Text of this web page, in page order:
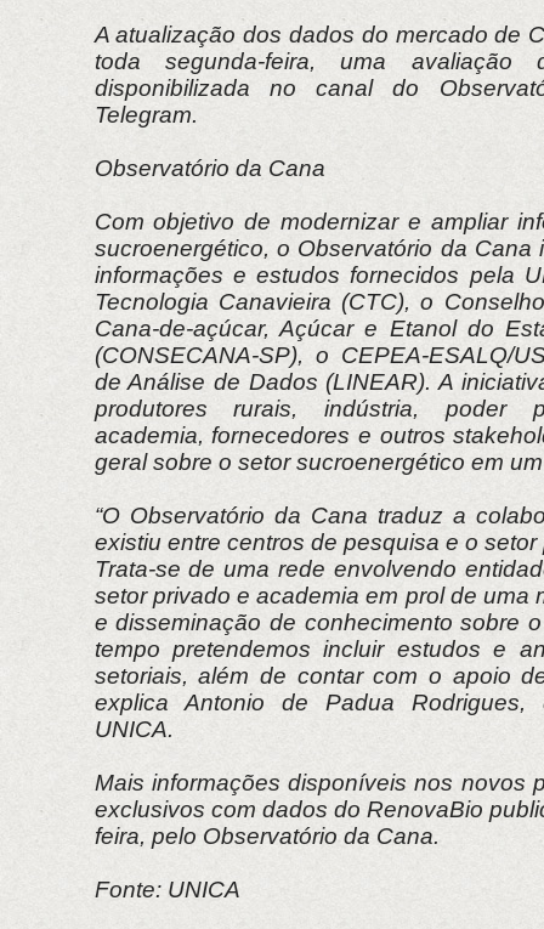
A atualização dos dados do mercado de
toda segunda-feira, uma avaliação
disponibilizada no canal do
Telegram.
Observatório da Cana
Com objetivo de modernizar e ampliar
sucroenergético, o Observatório da Cana
informações e estudos fornecidos pela
Tecnologia Canavieira (CTC), o
Cana-de-açúcar, Açúcar e Etanol do
(CONSECANA-SP), o CEPEA-ESALQ/
de Análise de Dados (LINEAR). A
produtores rurais, indústria, poder
academia, fornecedores e outros
geral sobre o setor sucroenergético em
“O Observatório da Cana traduz a
existiu entre centros de pesquisa e o
Trata-se de uma rede envolvendo
setor privado e academia em prol de uma
e disseminação de conhecimento sobre
tempo pretendemos incluir estudos e
setoriais, além de contar com o apoio
explica Antonio de Padua Rodrigues,
UNICA.
Mais informações disponíveis nos novos
exclusivos com dados do RenovaBio
feira, pelo Observatório da Cana.
Fonte: UNICA